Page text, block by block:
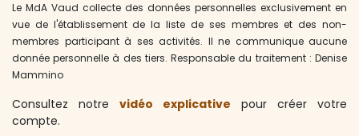
Le MdA Vaud collecte des données personnelles exclusivement en
vue de l'établissement de la liste de ses membres et des non-
membres participant à ses activités. Il ne communique aucune
donnée personnelle à des tiers. Responsable du traitement : Denise
Mammino
Consultez notre vidéo expli​cative pour créer votre
compte.